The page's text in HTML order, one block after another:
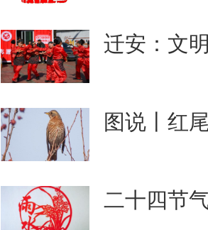
迁安：文
图说丨红
二十四节